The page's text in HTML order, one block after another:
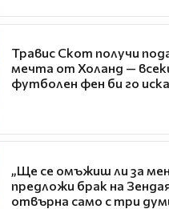
Травис Скот получи
мечта от Холанд —
футболен фен би го
„Ще се омъжиш ли за
предложи брак на
отвърна само с три